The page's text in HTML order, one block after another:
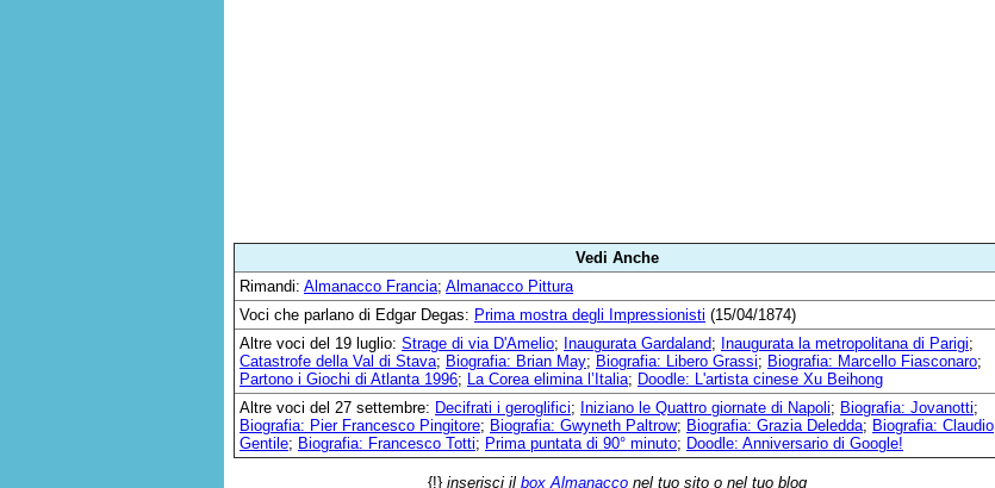
Vedi Anche
Rimandi: Almanacco Francia; Almanacco Pittura
Voci che parlano di Edgar Degas: Prima mostra degli Impressionisti (15/04/1874)
Altre voci del 19 luglio: Strage di via D'Amelio; Inaugurata Gardaland; Inaugurata la metropolitana di Parigi;
Catastrofe della Val di Stava; Biografia: Brian May; Biografia: Libero Grassi; Biografia: Marcello Fiasconaro;
Partono i Giochi di Atlanta 1996; La Corea elimina l’Italia; Doodle: L'artista cinese Xu Beihong
Altre voci del 27 settembre: Decifrati i geroglifici; Iniziano le Quattro giornate di Napoli; Biografia: Jovanotti;
Biografia: Pier Francesco Pingitore; Biografia: Gwyneth Paltrow; Biografia: Grazia Deledda; Biografia: Claudio
Gentile; Biografia: Francesco Totti; Prima puntata di 90° minuto; Doodle: Anniversario di Google!
{!} inserisci il box Almanacco nel tuo sito o nel tuo blog